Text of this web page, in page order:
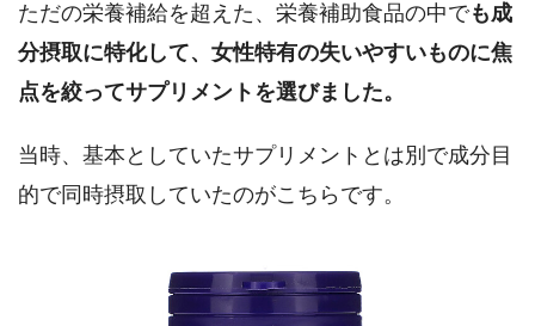
ただの栄養補給を超えた、栄養補助食品の中でも成
分摂取に特化して、女性特有の失いやすいものに焦
点を絞ってサプリメントを選びました。
当時、基本としていたサプリメントとは別で成分目
的で同時摂取していたのがこちらです。